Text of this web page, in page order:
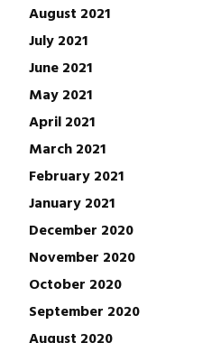
August 2021
July 2021
June 2021
May 2021
April 2021
March 2021
February 2021
January 2021
December 2020
November 2020
October 2020
September 2020
August 2020